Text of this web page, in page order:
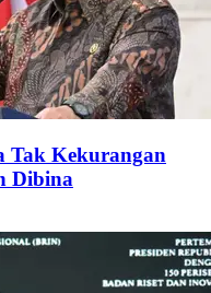
Tak Kekurangan
Dibina